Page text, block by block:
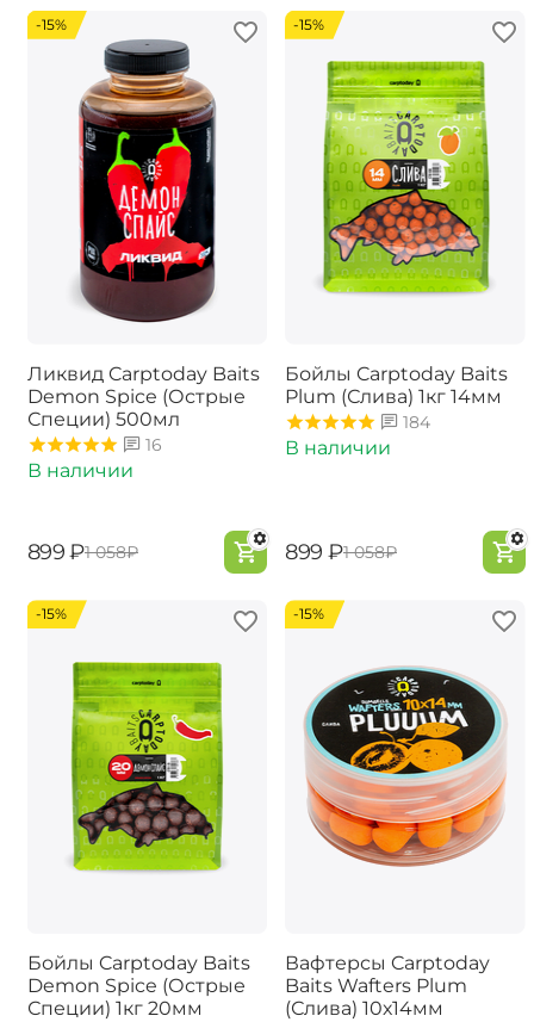
-15%
Ликвид Carptoday Baits
Demon Spice (Острые
Специи) 500мл
16
В наличии
‍899‍ ₽‍1 058‍₽
-15%
Бойлы Carptoday Baits
Plum (Слива) 1кг 14мм
184
В наличии
‍899‍ ₽‍1 058‍₽
-15%
Бойлы Carptoday Baits
Demon Spice (Острые
Специи) 1кг 20мм
-15%
Вафтерсы Carptoday
Baits Wafters Plum
(Слива) 10х14мм